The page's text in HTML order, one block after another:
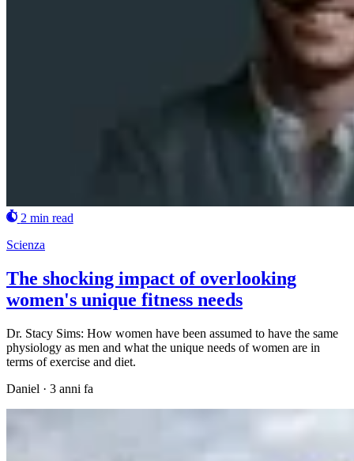
2 min read
Scienza
The shocking impact of overlooking
women's unique fitness needs
Dr. Stacy Sims: How women have been assumed to have the same
physiology as men and what the unique needs of women are in
terms of exercise and diet.
Daniel · 3 anni fa